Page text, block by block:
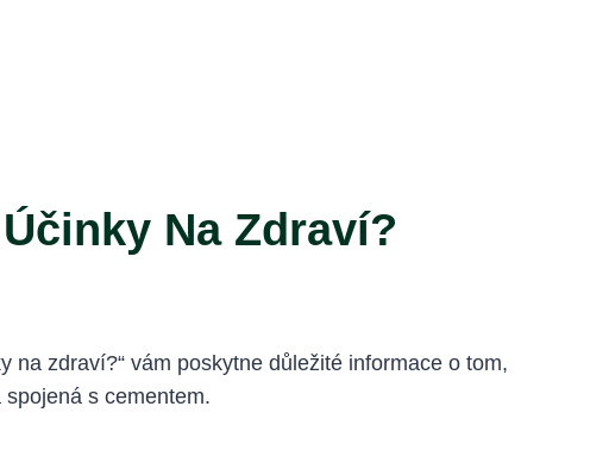
Na Zdraví?
zdraví?“ vám poskytne důležité informace o tom,
s cementem.